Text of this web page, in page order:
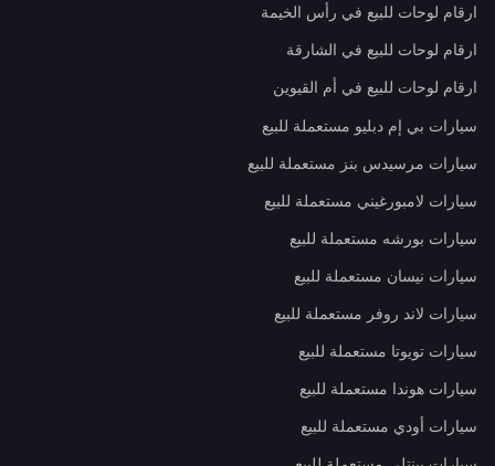
ارقام لوحات للبيع في رأس الخيمة
ارقام لوحات للبيع في الشارقة
ارقام لوحات للبيع في أم القيوين
سيارات بي إم دبليو مستعملة للبيع
سيارات مرسيدس بنز مستعملة للبيع
سيارات لامبورغيني مستعملة للبيع
سيارات بورشه مستعملة للبيع
سيارات نيسان مستعملة للبيع
سيارات لاند روفر مستعملة للبيع
سيارات تويوتا مستعملة للبيع
سيارات هوندا مستعملة للبيع
سيارات أودي مستعملة للبيع